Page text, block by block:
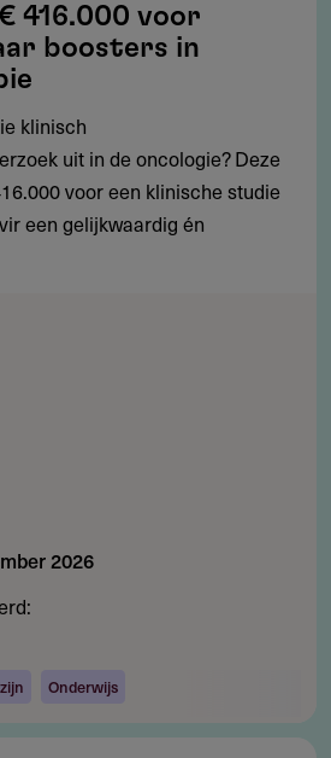
416.000 voor
boosters in
klinisch
uit in de oncologie? Deze
voor een klinische studie
een gelijkwaardig én
2026
Onderwijs